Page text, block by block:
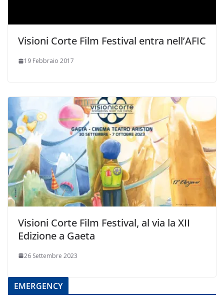
Visioni Corte Film Festival entra nell’AFIC
19 Febbraio 2017
Visioni Corte Film Festival, al via la XII
Edizione a Gaeta
26 Settembre 2023
EMERGENCY